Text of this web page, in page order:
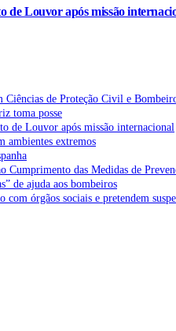
de Louvor após missão
Ciências de Proteção Civil e
toma posse
de Louvor após missão internacional
ambientes extremos
Cumprimento das Medidas de
de ajuda aos bombeiros
órgãos sociais e pretendem